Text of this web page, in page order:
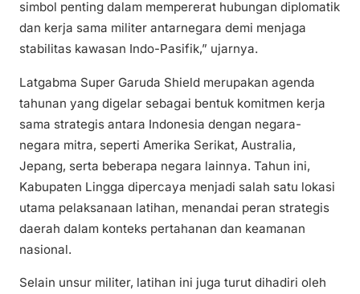
simbol penting dalam mempererat hubungan diplomatik
dan kerja sama militer antarnegara demi menjaga
stabilitas kawasan Indo-Pasifik,” ujarnya.
Latgabma Super Garuda Shield merupakan agenda
tahunan yang digelar sebagai bentuk komitmen kerja
sama strategis antara Indonesia dengan negara-
negara mitra, seperti Amerika Serikat, Australia,
Jepang, serta beberapa negara lainnya. Tahun ini,
Kabupaten Lingga dipercaya menjadi salah satu lokasi
utama pelaksanaan latihan, menandai peran strategis
daerah dalam konteks pertahanan dan keamanan
nasional.
Selain unsur militer, latihan ini juga turut dihadiri oleh